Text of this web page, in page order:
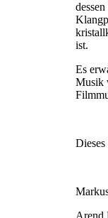
ist.
Es
Musik